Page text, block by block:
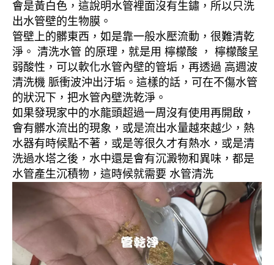
會是黃白色，這說明水管裡面沒有生鏽，所以只洗
出水管壁的生物膜。
管壁上的髒東西，如是靠一般水壓流動，很難清乾
淨。 清洗水管 的原理，就是用 檸檬酸 ， 檸檬酸呈
弱酸性，可以軟化水管內壁的管垢，再透過 高週波
清洗機 脈衝波沖出汙垢。這樣的話，可在不傷水管
的狀況下，把水管內壁洗乾淨。
如果發現家中的水龍頭超過一周沒有使用再開啟，
會有髒水流出的現象，或是流出水量越來越少，熱
水器有時候點不著，或是等很久才有熱水，或是清
洗過水塔之後，水中還是會有沉澱物和異味，都是
水管產生沉積物，這時候就需要 水管清洗